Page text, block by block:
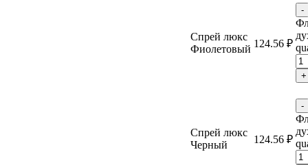
Спрей люкс
Фиолетовый 124.56 ₽
-
+
Спрей люкс
Черный
124.56 ₽
-